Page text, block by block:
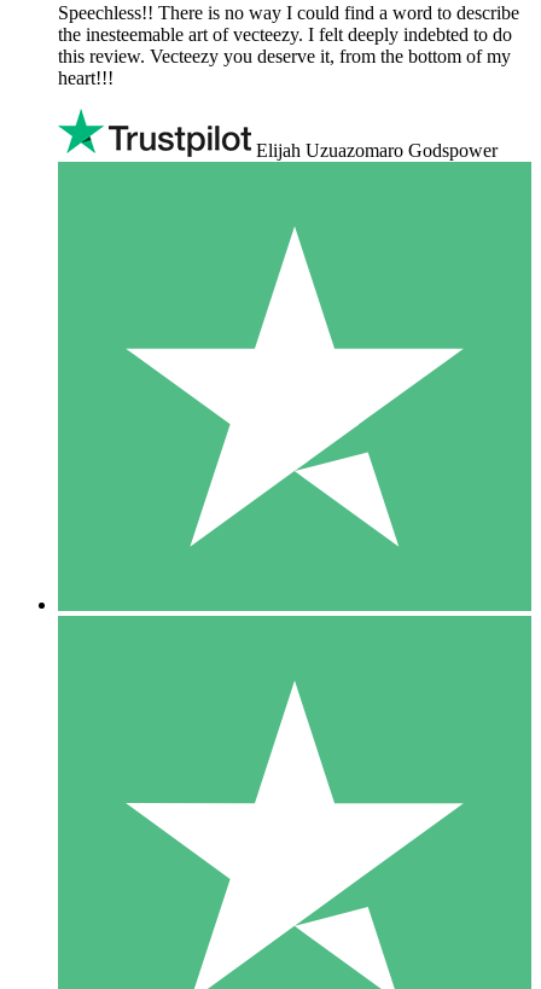
Speechless!! There is no way I could find a word to describe
the inesteemable art of vecteezy. I felt deeply indebted to do
this review. Vecteezy you deserve it, from the bottom of my
heart!!!
Elijah Uzuazomaro Godspower